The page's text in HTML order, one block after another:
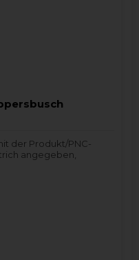
der Produkt/PNC-
angegeben,